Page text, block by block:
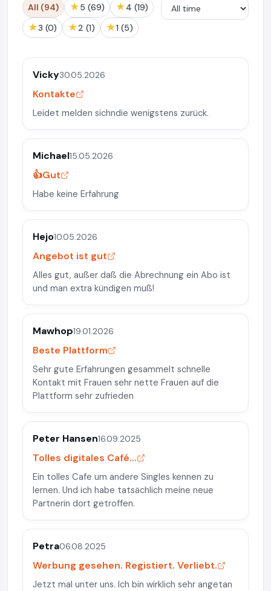
All (94) ★ 5 (69) ★ 4 (19)
★ 3 (0) ★ 2 (1) ★ 1 (5)
Vicky30.05.2026
Kontakte
Leidet melden sichndie wenigstens zurück.
Michael15.05.2026
👍Gut
Habe keine Erfahrung
Hejo10.05.2026
Angebot ist gut
Alles gut, außer daß die Abrechnung ein Abo ist
und man extra kündigen muß!
Mawhop19.01.2026
Beste Plattform
Sehr gute Erfahrungen gesammelt schnelle
Kontakt mit Frauen sehr nette Frauen auf die
Plattform sehr zufrieden
Peter Hansen16.09.2025
Tolles digitales Café...
Ein tolles Cafe um andere Singles kennen zu
lernen. Und ich habe tatsächlich meine neue
Partnerin dort getroffen.
Petra06.08.2025
Werbung gesehen. Registiert. Verliebt.
Jetzt mal unter uns. Ich bin wirklich sehr angetan